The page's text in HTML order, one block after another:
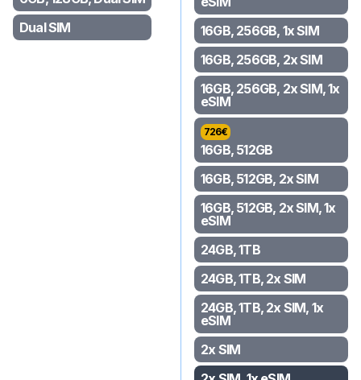
Dual SIM
16GB, 256GB, 1x SIM
16GB, 256GB, 2x SIM
16GB, 256GB, 2x SIM, 1x
eSIM
726€
16GB, 512GB
16GB, 512GB, 2x SIM
16GB, 512GB, 2x SIM, 1x
eSIM
24GB, 1TB
24GB, 1TB, 2x SIM
24GB, 1TB, 2x SIM, 1x
eSIM
2x SIM